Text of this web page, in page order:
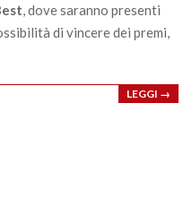
, dove saranno presenti
di vincere dei premi,
LEGGI →